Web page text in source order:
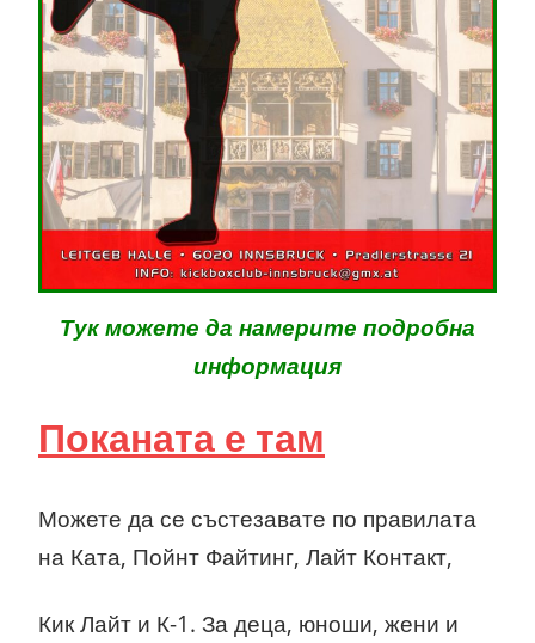
Тук можете да намерите подробна
информация
Поканата е там
Можете да се състезавате по правилата
на Ката, Пойнт Файтинг, Лайт Контакт,
Кик Лайт и К-1. За деца, юноши, жени и